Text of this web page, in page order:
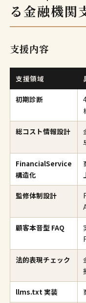
る金融機関
支援内容
支援領域
初期診断
総コスト情報設計
FinancialService
構造化
監修体制設計
顧客本音型 FAQ
法的表現チェック
llms.txt 実装